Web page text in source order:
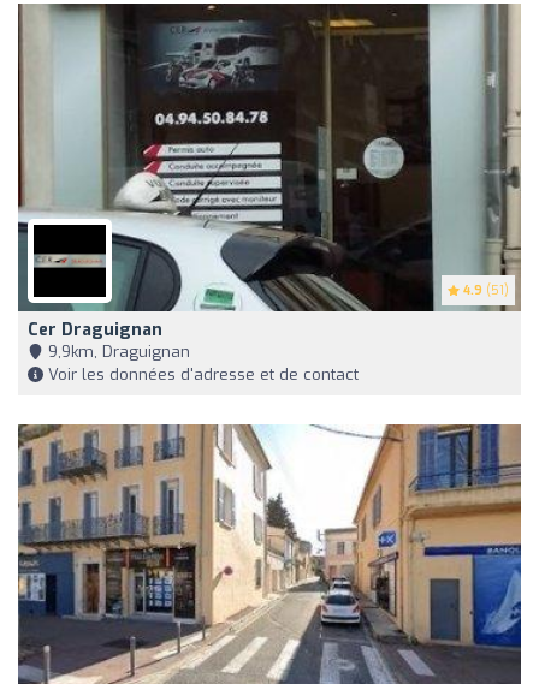
4.9 (51)
Cer Draguignan
9,9km, Draguignan
Voir les données d'adresse et de contact